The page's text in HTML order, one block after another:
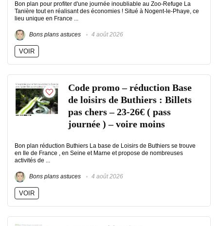
Bon plan pour profiter d'une journée inoubliable au Zoo-Refuge La
Tanière tout en réalisant des économies ! Situé à Nogent-le-Phaye, ce
lieu unique en France ...
Bons plans astuces 4 août 2026
VOIR
Code promo – réduction Base
de loisirs de Buthiers : Billets
pas chers – 23-26€ ( pass
journée ) – voire moins
Bon plan réduction Buthiers La base de Loisirs de Buthiers se trouve
en Ile de France , en Seine et Marne et propose de nombreuses
activités de ...
Bons plans astuces 4 août 2026
VOIR